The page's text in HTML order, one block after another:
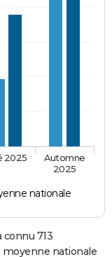
nationale
2025
Automne
2025
713
nationale